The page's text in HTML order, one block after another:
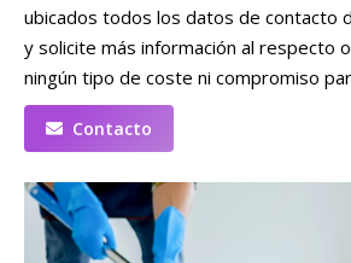
ubicados todos los datos de contacto
y solicite más información al respecto
ningún tipo de coste ni compromiso
Contacto